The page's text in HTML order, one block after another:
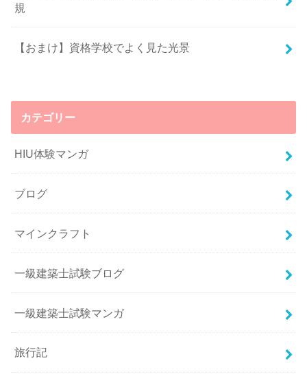
規
【おまけ】資格学校でよく見た光景
カテゴリー
HIU体験マンガ
ブログ
マインクラフト
一級建築士試験ブログ
一級建築士試験マンガ
旅行記